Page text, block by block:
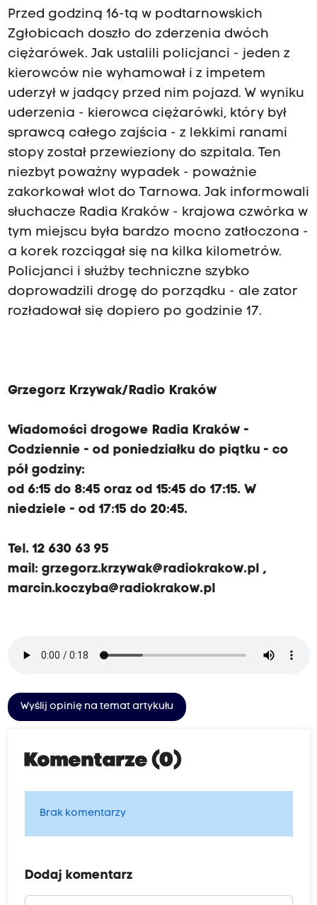
Przed godziną 16-tą w podtarnowskich
Zgłobicach doszło do zderzenia dwóch
ciężarówek. Jak ustalili policjanci - jeden z
kierowców nie wyhamował i z impetem
uderzył w jadący przed nim pojazd. W wyniku
uderzenia - kierowca ciężarówki, który był
sprawcą całego zajścia - z lekkimi ranami
stopy został przewieziony do szpitala. Ten
niezbyt poważny wypadek - poważnie
zakorkował wlot do Tarnowa. Jak informowali
słuchacze Radia Kraków - krajowa czwórka w
tym miejscu była bardzo mocno zatłoczona -
a korek rozciągał się na kilka kilometrów.
Policjanci i służby techniczne szybko
doprowadzili drogę do porządku - ale zator
rozładował się dopiero po godzinie 17.
Grzegorz Krzywak/Radio Kraków
Wiadomości drogowe Radia Kraków -
Codziennie - od poniedziałku do piątku - co
pół godziny:
od 6:15 do 8:45 oraz od 15:45 do 17:15. W
niedziele - od 17:15 do 20:45.
Tel. 12 630 63 95
mail: grzegorz.krzywak@radiokrakow.pl ,
marcin.koczyba@radiokrakow.pl
Wyślij opinię na temat artykułu
Komentarze (0)
Brak komentarzy
Dodaj komentarz